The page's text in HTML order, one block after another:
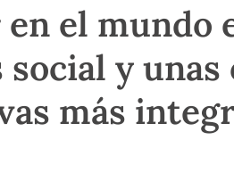
el mundo
y unas
más